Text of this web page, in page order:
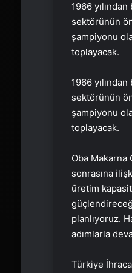
1966
sektörünün
şampiyonu
toplayacak.
1966
sektörünün
şampiyonu
toplayacak.
Oba
sonrasına
üretim
planlıyoruz.
adımlarla
Türkiye